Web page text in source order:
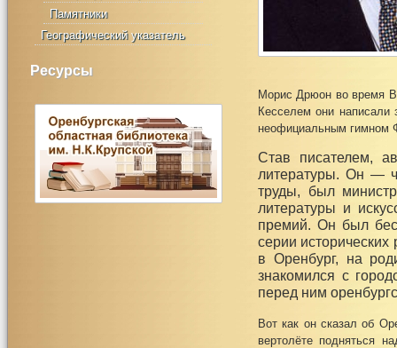
Памятники
Географический указатель
Ресурсы
Морис Дрюон во время
Кесселем они написали
неофициальным гимном
Став писателем,
литературы. Он —
труды, был
литературы и
премий. Он был
серии
в Оренбург, на
знакомился с
перед ним
Вот как он сказал об
верто­лёте подняться